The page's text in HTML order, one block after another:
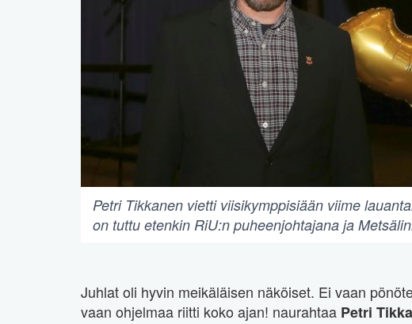
Petri Tikkanen vietti viisikymppisiään viime
on tuttu etenkin RiU:n puheenjohtajana ja
Juhlat oli hyvin meikäläisen näköiset. Ei vaan
vaan ohjelmaa riitti koko ajan! naurahtaa Petri